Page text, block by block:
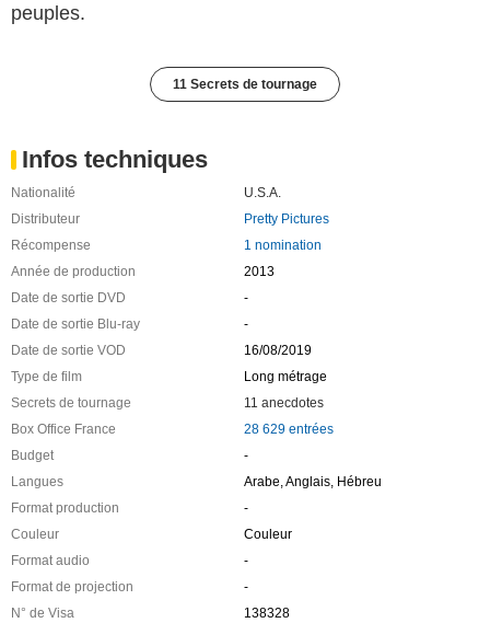
peuples.
11 Secrets de tournage
Infos techniques
Nationalité
U.S.A.
Distributeur
Pretty Pictures
Récompense
1 nomination
Année de production
2013
Date de sortie DVD
-
Date de sortie Blu-ray
-
Date de sortie VOD
16/08/2019
Type de film
Long métrage
Secrets de tournage
11 anecdotes
Box Office France
28 629 entrées
Budget
-
Langues
Arabe, Anglais, Hébreu
Format production
-
Couleur
Couleur
Format audio
-
Format de projection
-
N° de Visa
138328